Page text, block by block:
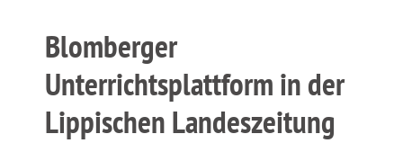
Blomberger
Unterrichtsplattform in der
Lippischen Landeszeitung